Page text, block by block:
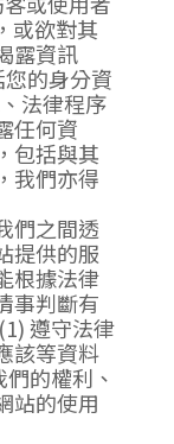
或欲對其
露資訊
的身分資
法律程序
任何資
包括與其
我們亦得
們之間透
提供的服
根據法律
事判斷有
遵守法律
該等資料
的權利、
站的使用